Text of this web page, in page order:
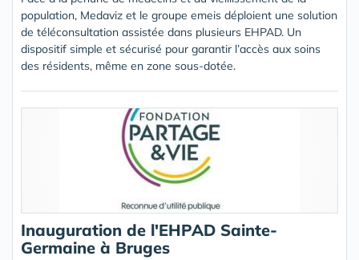
population, Medaviz et le groupe emeis déploient une solution
de téléconsultation assistée dans plusieurs EHPAD. Un
dispositif simple et sécurisé pour garantir l’accès aux soins
des résidents, même en zone sous-dotée.
Inauguration de l'EHPAD Sainte-
Germaine à Bruges